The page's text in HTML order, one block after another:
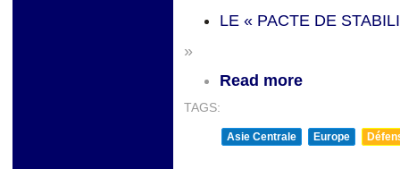
LE « PACTE DE
»
Read more
TAGS:
Asie Centrale Europe